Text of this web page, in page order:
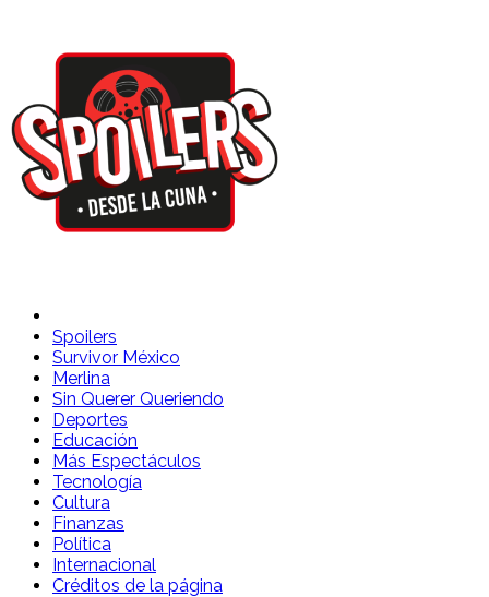
Spoilers Desde la Cuna
Sitio con información sobre series, película, reality shows y
telenovelas
Spoilers
Survivor México
Merlina
Sin Querer Queriendo
Deportes
Educación
Más Espectáculos
Tecnología
Cultura
Finanzas
Política
Internacional
Créditos de la página